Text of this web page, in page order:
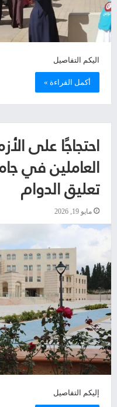
اليكم التفاصيل
أكمل القراءة »
احتجاجًا على
العاملين في
تعليق الدوام
مايو 19, 2026
إليكم التفاصيل